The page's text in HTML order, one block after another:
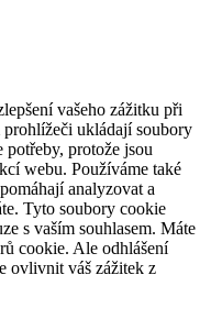
vašeho zážitku při
prohlížeči ukládají soubory
protože jsou
webu. Používáme také
analyzovat a
Tyto soubory cookie
s vaším souhlasem. Máte
cookie. Ale odhlášení
ovlivnit váš zážitek z